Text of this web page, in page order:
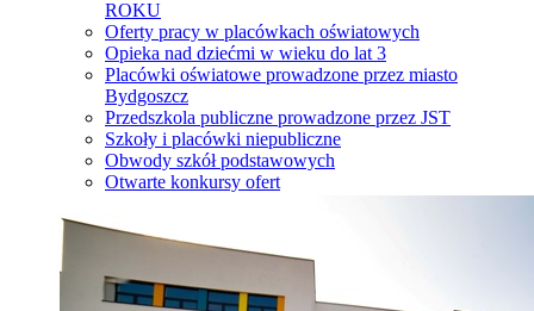
ROKU
Oferty pracy w placówkach oświatowych
Opieka nad dziećmi w wieku do lat 3
Placówki oświatowe prowadzone przez miasto
Bydgoszcz
Przedszkola publiczne prowadzone przez JST
Szkoły i placówki niepubliczne
Obwody szkół podstawowych
Otwarte konkursy ofert